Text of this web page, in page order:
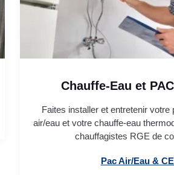
Chauffe-Eau et
Faites installer et entretenir votre
air/eau et votre chauffe-eau
chauffagistes RGE de
Pac Air/Eau &